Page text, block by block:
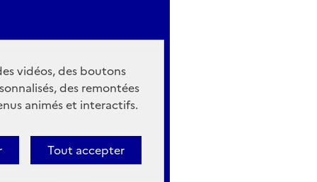
vidéos, des boutons
des remontées
animés et interactifs.
Tout accepter